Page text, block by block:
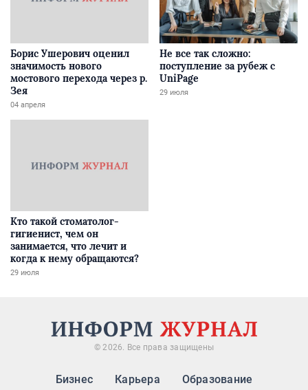
Борис Ушерович оценил
значимость нового
мостового перехода через р.
Зея
04 апреля
Не все так сложно:
поступление за рубеж с
UniPage
29 июля
Кто такой стоматолог-
гигиенист, чем он
занимается, что лечит и
когда к нему обращаются?
29 июля
© 2026. Все права защищены
Бизнес Карьера Образование